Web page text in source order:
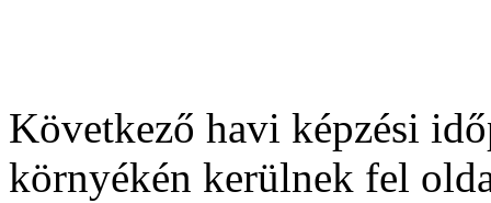
Következő havi képzési
környékén kerülnek fel